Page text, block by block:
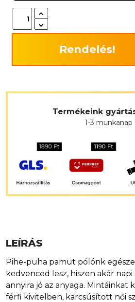
Rendelés!
Termékeink
1-3 munkanap
LEÍRÁS
Pihe-puha pamut pólónk
kedvenced lesz, hiszen akár
annyira jó az anyaga. Mintáinkat
férfi kivitelben, karcsúsított női